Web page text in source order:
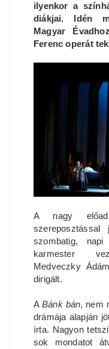
ilyenkor a
diákjai. Idén
Magyar
Ferenc operát
A nagy
szombatig,
karmester
Medveczky
dirigált.
A Bánk bán, nem
drámája alapján
írta. Nagyon
sok mondatot